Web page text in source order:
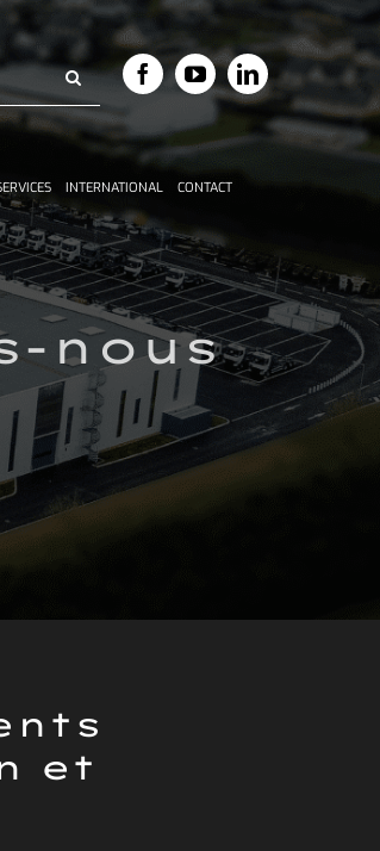
INTERNATIONAL CONTACT
nous
et